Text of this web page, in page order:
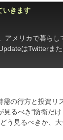
いきます
メリカで暮ら
はTwitterま
の行方と投資リ
るべき“防衛だ
う見るべきか、